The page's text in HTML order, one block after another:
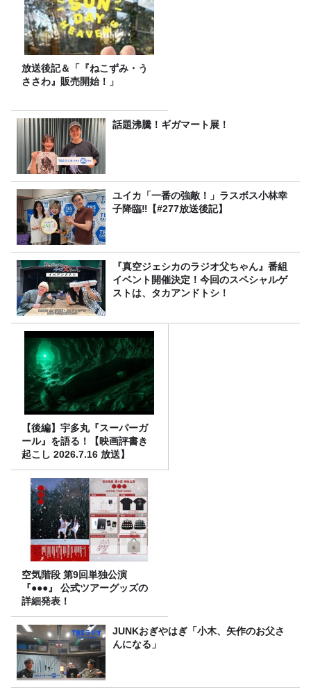
放送後記＆「『ねこずみ・う
ささわ』販売開始！」
話題沸騰！ギガマート展！
ユイカ「一番の強敵！」ラスボス小林幸
子降臨‼【#277放送後記】
『真空ジェシカのラジオ父ちゃん』番組
イベント開催決定！今回のスペシャルゲ
ストは、タカアンドトシ！
【後編】宇多丸『スーパーガ
ール』を語る！【映画評書き
起こし 2026.7.16 放送】
空気階段 第9回単独公演
『●●●』 公式ツアーグッズの
詳細発表！
JUNKおぎやはぎ「小木、矢作のお父さ
んになる」